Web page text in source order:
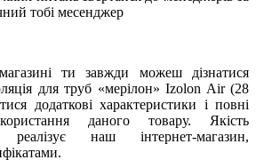
тобі месенджер
ти завжди можеш дізнатися
для труб «мерілон» Izolon Air (28
додаткові характеристики і повні
даного товару. Якість
реалізує наш інтернет-магазин,